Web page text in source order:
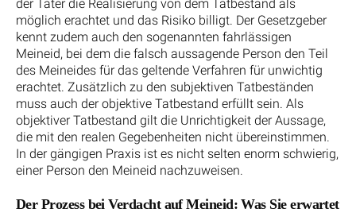
der Täter die Realisierung von dem Tatbestand als
möglich erachtet und das Risiko billigt. Der Gesetzgeber
kennt zudem auch den sogenannten fahrlässigen
Meineid, bei dem die falsch aussagende Person den Teil
des Meineides für das geltende Verfahren für unwichtig
erachtet. Zusätzlich zu den subjektiven Tatbeständen
muss auch der objektive Tatbestand erfüllt sein. Als
objektiver Tatbestand gilt die Unrichtigkeit der Aussage,
die mit den realen Gegebenheiten nicht übereinstimmen.
In der gängigen Praxis ist es nicht selten enorm schwierig,
einer Person den Meineid nachzuweisen.
Der Prozess bei Verdacht auf Meineid: Was Sie erwartet